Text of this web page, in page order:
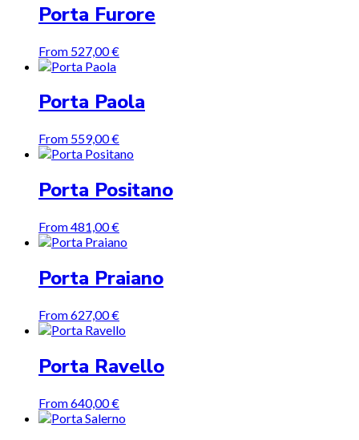
Porta Furore
From 527,00€
Porta Paola
From 559,00€
Porta Positano
From481,00€
Porta Praiano
From627,00€
Porta Ravello
From640,00€